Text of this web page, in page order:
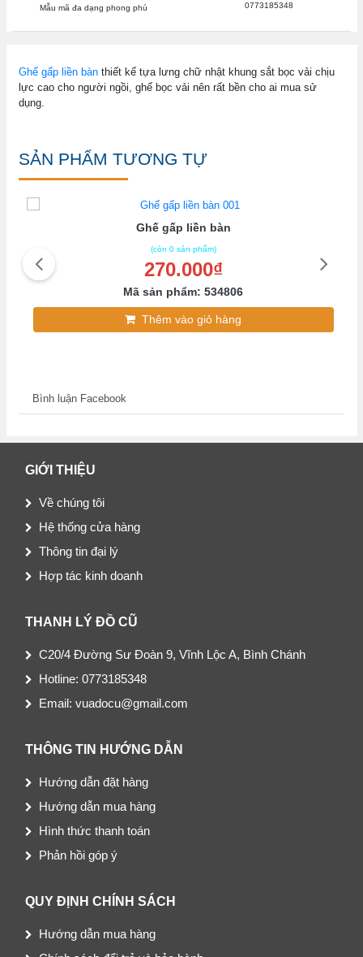
Mẫu mã đa dạng phong phú 0773185348
Ghế gấp liền bàn thiết kế tựa lưng chữ nhật khung sắt bọc vải chịu
lực cao cho người ngồi, ghế bọc vải nên rất bền cho ai mua sử
dụng.
SẢN PHẨM TƯƠNG TỰ
Ghế gấp liền bàn
(còn 0 sản phẩm)
270.000₫
Mã sản phẩm: 534806
Thêm vào giỏ hàng
Bình luận Facebook
GIỚI THIỆU
Về chúng tôi
Hệ thống cửa hàng
Thông tin đại lý
Hợp tác kinh doanh
THANH LÝ ĐỒ CŨ
C20/4 Đường Sư Đoàn 9, Vĩnh Lộc A, Bình Chánh
Hotline: 0773185348
Email: vuadocu@gmail.com
THÔNG TIN HƯỚNG DẪN
Hướng dẫn đặt hàng
Hướng dẫn mua hàng
Hình thức thanh toán
Phản hồi góp ý
QUY ĐỊNH CHÍNH SÁCH
Hướng dẫn mua hàng